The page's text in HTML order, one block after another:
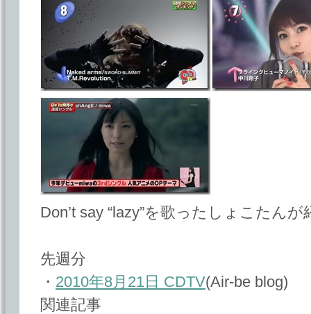
Don’t say “lazy”を歌ったしょこたん
先週分
・ 2010年8月21日 CDTV(Air-be blog)
関連記事